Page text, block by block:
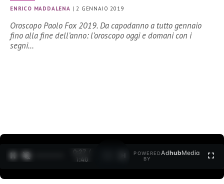
ENRICO MADDALENA |2 GENNAIO 2019
Oroscopo Paolo Fox 2019. Da capodanno a tutto gennaio
fino alla fine dell’anno: l’oroscopo oggi e domani con i
segni…
0:28 /
1:40
POWERED
BY
AdhubMedia